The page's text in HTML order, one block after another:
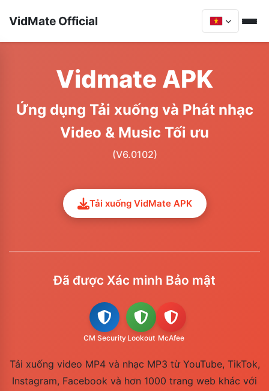
VidMate Official
Vidmate APK
Ứng dụng Tải xuống và Phát nhạc
Video & Music Tối ưu
(V6.0102)
Tải xuống VidMate APK
Đã được Xác minh Bảo mật
CM Security Lookout McAfee
Tải xuống video MP4 và nhạc MP3 từ YouTube, TikTok,
Instagram, Facebook và hơn 1000 trang web khác với